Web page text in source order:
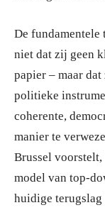
De fundamentele
niet dat zij geen
papier – maar
politieke
coherente,
manier te
Brussel
model van top-
huidige